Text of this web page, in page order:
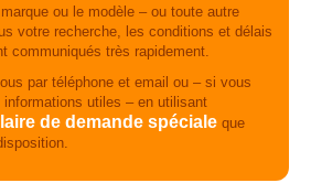
ou le modèle – ou toute autre
votre recherche, les conditions et délais
communiqués très rapidement.
par téléphone et email ou – si vous
utiles – en utilisant
de demande spéciale que